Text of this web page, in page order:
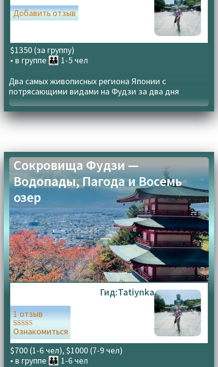
конфиденциальности
$1350 (за группу)
• в группе 👪 1-5 чел
Добавить отзыв
Два самых живописных региона Японии с
потрясающими видами на Фудзи за два дня
Сокровища Фудзи —
Водопады, Пагода и Восемь
озер
Гид:Tatiynka
$700 (1-6 чел), $1000 (7-9 чел)
• в группе 👪 1-6 чел
1 отзыв
Оценка
5.00
из 5
Ознакомиться